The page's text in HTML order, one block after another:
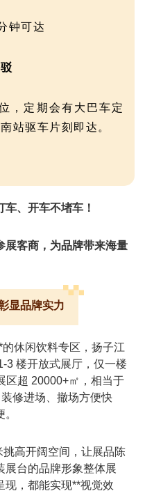
钟可达
，定期会有大巴车定
站驱车片刻即达。
、开车不堵车！
展客商，为品牌带来海量
显品牌实力
休闲饮料专区，扬子江
3 楼开放式展厅，仅一楼
区超 20000+㎡，相当于
修进场、撤场方便快
高开阔空间，让展品陈
展台的品牌形象整体展
现，都能实现**视觉效